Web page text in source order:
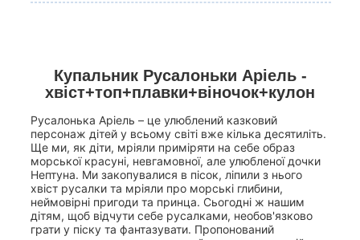
Купальник Русалоньки Аріель -
хвіст+топ+плавки+віночок+кулон
Русалонька Аріель – це улюблений казковий
персонаж дітей у всьому світі вже кілька десятиліть.
Ще ми, як діти, мріяли приміряти на себе образ
морської красуні, невгамовної, але улюбленої дочки
Нептуна. Ми закопувалися в пісок, ліпили з нього
хвіст русалки та мріяли про морські глибини,
неймовірні пригоди та принца. Сьогодні ж нашим
дітям, щоб відчути себе русалками, необов'язково
грати у піску та фантазувати. Пропонований